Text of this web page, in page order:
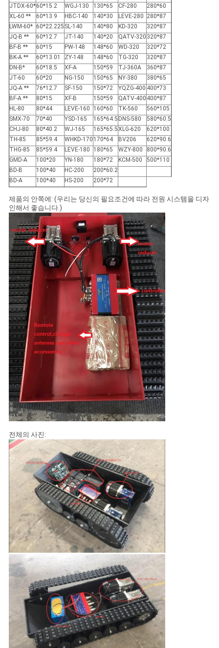
JTDX-60*60*15.2 WGJ-130 130*65 CF-280
280*60
XL-60 **
60*13.9 HBC-140 140*30 LEVE-280 280*87
LWM-60* 60*22.225 SL-140 140*80 KD-320
320*87
JQ-B **
60*12.7 JT-140 140*20 QATV-320 320*87
BF-B **
60*15 PW-148 148*60 WD-320
320*72
BK-A **
60*13.01 ZY-148 148*60 TG-320
320*87
DN-B*
60*18.5 XF-A 150*59 TJ-360A
360*87
JT-60
60*20 NG-150 150*65 NY-380
380*65
JQ-A **
76*12.7 SF-150 150*72 YQZG-400 400*73
BF-A **
80*15 XF-B 150*59 QATV-400 400*87
HL-80
80*44 LEVE-160 160*60 TK-560
560*105
SMX-70
70*40 YSD-165 165*64.5 DNS-580
580*60.5
CHJ-80
80*40.2 WJ-165 165*65.5XLG-620
620*100
TH-85
85*59.4 WHKD-170 170*64 BV206
620*90.6
THG-85
85*59.4 LEVE-180 180*65 WZY-800
800*90.6
GMD-A
100*20 YN-180 180*72 KCM-500
500*110
BD-B
100*40 HC-200
200*60.2
BD-A
100*40 HS-200 200*72
제품의 안쪽에: (우리는 당신의 필요조건에 따라 전원 시스템을 디자
인해서 좋습니다.)
전체의 사진: